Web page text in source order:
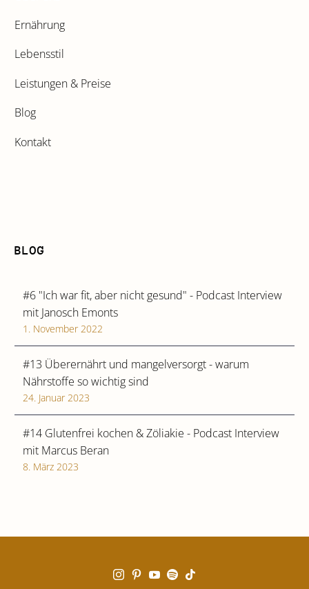
Ernährung
Lebensstil
Leistungen & Preise
Blog
Kontakt
BLOG
#6 "Ich war fit, aber nicht gesund" - Podcast Interview
mit Janosch Emonts
1. November 2022
#13 Überernährt und mangelversorgt - warum
Nährstoffe so wichtig sind
24. Januar 2023
#14 Glutenfrei kochen & Zöliakie - Podcast Interview
mit Marcus Beran
8. März 2023